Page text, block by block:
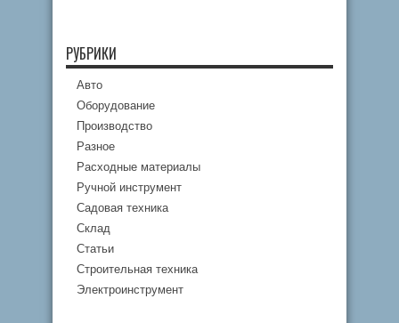
РУБРИКИ
Авто
Оборудование
Производство
Разное
Расходные материалы
Ручной инструмент
Садовая техника
Склад
Статьи
Строительная техника
Электроинструмент